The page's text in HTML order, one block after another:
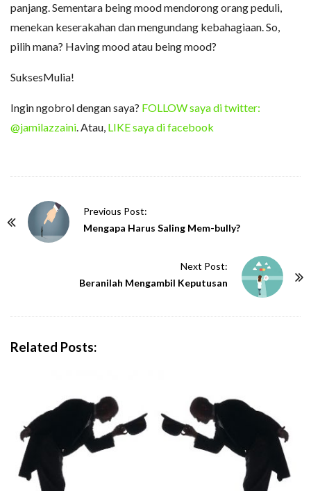
panjang. Sementara being mood mendorong orang peduli,
menekan keserakahan dan mengundang kebahagiaan. So,
pilih mana? Having mood atau being mood?
SuksesMulia!
Ingin ngobrol dengan saya? FOLLOW saya di twitter:
@jamilazzaini. Atau, LIKE saya di facebook
Previous Post:
Mengapa Harus Saling Mem-bully?
Next Post:
Beranilah Mengambil Keputusan
Related Posts: